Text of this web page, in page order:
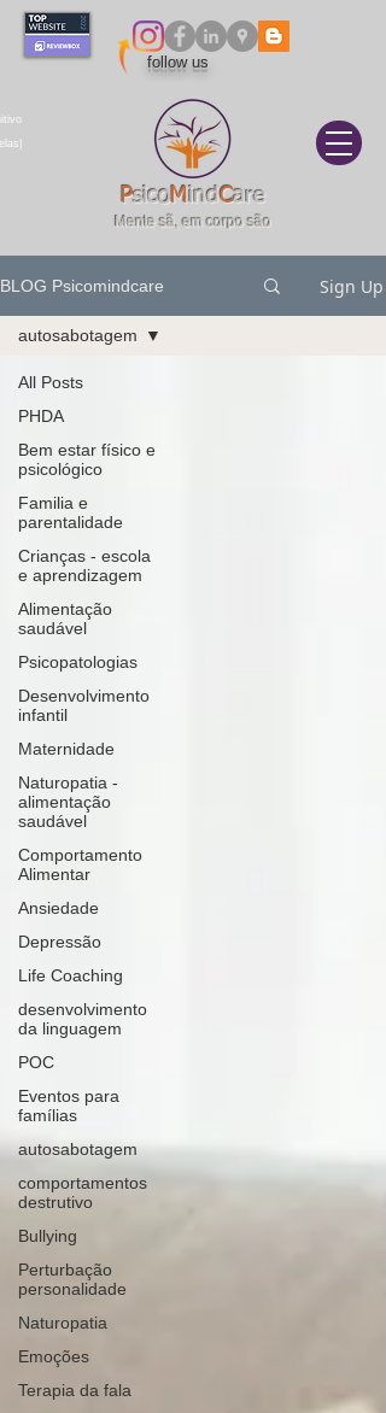
PsicoMindCare
Mente sã, em corpo são
follow us
KidsCare
BLOG Psicomindcare Sign Up
All Posts
PHDA
Bem estar físico e
psicológico
Familia e
parentalidade
Crianças - escola
e aprendizagem
Alimentação
saudável
Psicopatologias
Desenvolvimento
infantil
Maternidade
Naturopatia -
alimentação
saudável
Comportamento
Alimentar
Ansiedade
Depressão
Life Coaching
desenvolvimento
da linguagem
POC
Eventos para
famílias
autosabotagem
comportamentos
destrutivo
Bullying
Perturbação
personalidade
Naturopatia
Emoções
Terapia da fala
autosabotagem